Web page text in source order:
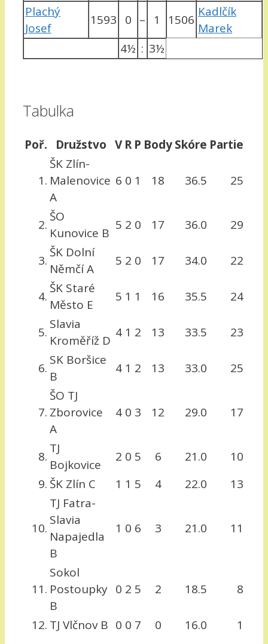
Plachý
Josef
1593 0 – 1 1506
Kadlčík
Marek
4½ : 3½
Tabulka
Poř. Družstvo V R P BodySkóre Partie
1.
ŠK Zlín-
Malenovice
A
6 0 1 18 36.5 25
2.
ŠO
Kunovice B
5 2 0 17 36.0 29
3.
ŠK Dolní
Němčí A
5 2 0 17 34.0 22
4.
ŠK Staré
Město E
5 1 1 16 35.5 24
5.
Slavia
Kroměříž D
4 1 2 13 33.5 23
6.
SK Boršice
B
4 1 2 13 33.0 25
7.
ŠO TJ
Zborovice
A
4 0 3 12 29.0 17
8.
TJ
Bojkovice
2 0 5 6 21.0
10
9. ŠK Zlín C 1 1 5 4 22.0 13
10.
TJ Fatra-
Slavia
Napajedla
B
1 0 6 3 21.0 11
11.
Sokol
Postoupky
B
0 2 5 2 18.5 8
12. TJ Vlčnov B 0 0 7 0 16.0 1